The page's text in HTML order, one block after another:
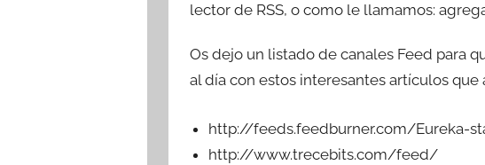
T
e
s
o
m
lector de RSS, o como le llamamos:
Os dejo un listado de canales Feed para
al día con estos interesantes artículos
http://feeds.feedburner.com/Eureka-
http://www.trecebits.com/feed/